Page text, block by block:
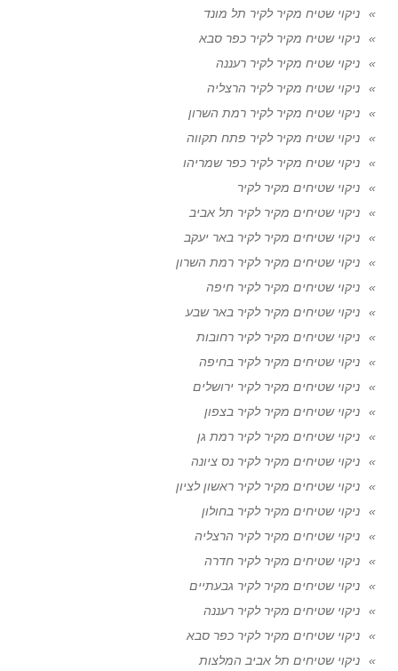
ניקוי שטיח מקיר לקיר תל מונד
ניקוי שטיח מקיר לקיר כפר סבא
ניקוי שטיח מקיר לקיר רעננה
ניקוי שטיח מקיר לקיר הרצליה
ניקוי שטיח מקיר לקיר רמת השרון
ניקוי שטיח מקיר לקיר פתח תקווה
ניקוי שטיח מקיר לקיר כפר שמריהו
ניקוי שטיחים מקיר לקיר
ניקוי שטיחים מקיר לקיר תל אביב
ניקוי שטיחים מקיר לקיר באר יעקב
ניקוי שטיחים מקיר לקיר רמת השרון
ניקוי שטיחים מקיר לקיר חיפה
ניקוי שטיחים מקיר לקיר באר שבע
ניקוי שטיחים מקיר לקיר רחובות
ניקוי שטיחים מקיר לקיר בחיפה
ניקוי שטיחים מקיר לקיר ירושלים
ניקוי שטיחים מקיר לקיר בצפון
ניקוי שטיחים מקיר לקיר רמת גן
ניקוי שטיחים מקיר לקיר נס ציונה
ניקוי שטיחים מקיר לקיר ראשון לציון
ניקוי שטיחים מקיר לקיר בחולון
ניקוי שטיחים מקיר לקיר הרצליה
ניקוי שטיחים מקיר לקיר חדרה
ניקוי שטיחים מקיר לקיר גבעתיים
ניקוי שטיחים מקיר לקיר רעננה
ניקוי שטיחים מקיר לקיר כפר סבא
ניקוי שטיחים תל אביב המלצות